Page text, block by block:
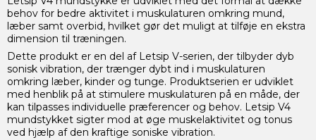
behov for bedre aktivitet i muskulaturen omkring mund,
læber samt overbid, hvilket gør det muligt at tilføje en ekstra
dimension til træningen.
Dette produkt er en del af Letsip V-serien, der tilbyder dyb
sonisk vibration, der trænger dybt ind i muskulaturen
omkring læber, kinder og tunge. Produktserien er udviklet
med henblik på at stimulere muskulaturen på en måde, der
kan tilpasses individuelle præferencer og behov. Letsip V4
mundstykket sigter mod at øge muskelaktivitet og tonus
ved hjælp af den kraftige soniske vibration.